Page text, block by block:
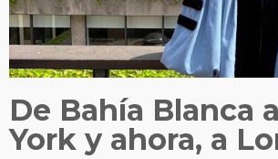
De Bahía Blanca
York y ahora, a